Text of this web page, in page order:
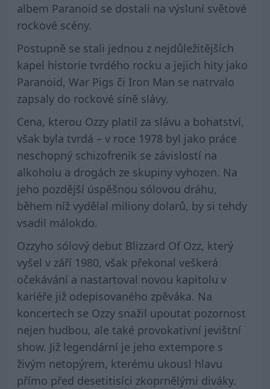
albem Paranoid se dostali na výsluní světové
rockové scény.
Postupně se stali jednou z nejdůležitějších
kapel historie tvrdého rocku a jejich hity jako
Paranoid, War Pigs či Iron Man se natrvalo
zapsaly do rockové síně slávy.
Cena, kterou Ozzy platil za slávu a bohatství,
však byla tvrdá – v roce 1978 byl jako práce
neschopný schizofrenik se závislostí na
alkoholu a drogách ze skupiny vyhozen. Na
jeho pozdější úspěšnou sólovou dráhu,
během níž vydělal miliony dolarů, by si tehdy
vsadil málokdo.
Ozzyho sólový debut Blizzard Of Ozz, který
vyšel v září 1980, však překonal veškerá
očekávání a nastartoval novou kapitolu v
kariéře již odepisovaného zpěváka. Na
koncertech se Ozzy snažil upoutat pozornost
nejen hudbou, ale také provokativní jevištní
show. Již legendární je jeho extempore s
živým netopýrem, kterému ukousl hlavu
přímo před desetitisíci zkoprnělými diváky.